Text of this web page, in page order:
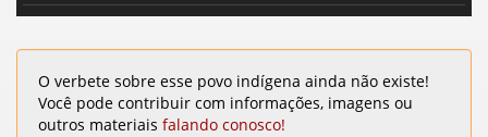
O verbete sobre esse povo indígena ainda não existe!
Você pode contribuir com informações, imagens ou
outros materiais falando conosco!